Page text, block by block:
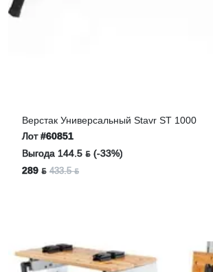
Верстак Универсальный Stavr ST 1000
Лот#60851
Выгода 144.5 ƃ (-33%)
289 ƃ 433.5 ƃ